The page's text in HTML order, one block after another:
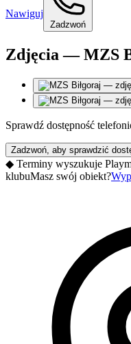
Nawiguj
Zadzwoń
Zdjęcia — MZS
Sprawdź dostępność
Zadzwoń, aby sprawdzić
◆ Terminy wyszukuje
klubuMasz swój obiekt?